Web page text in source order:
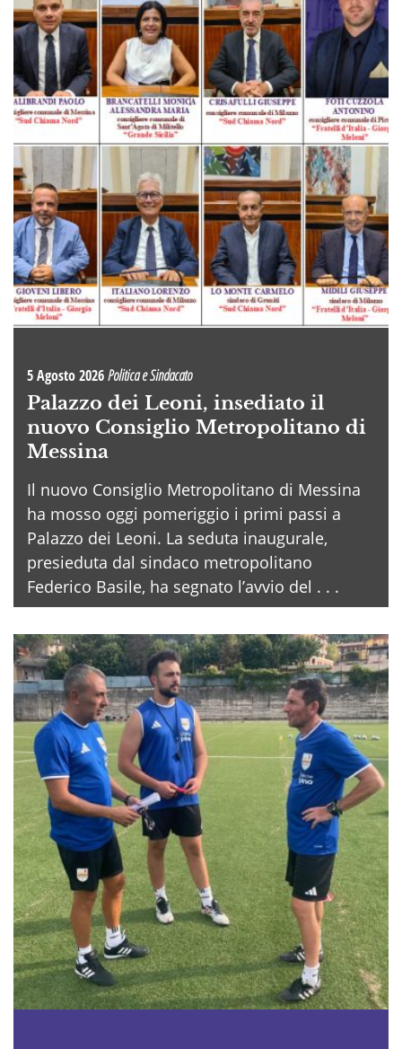
5 Agosto 2026Politica e Sindacato
Palazzo dei Leoni, insediato il
nuovo Consiglio Metropolitano di
Messina
Il nuovo Consiglio Metropolitano di Messina
ha mosso oggi pomeriggio i primi passi a
Palazzo dei Leoni. La seduta inaugurale,
presieduta dal sindaco metropolitano
Federico Basile, ha segnato l’avvio del . . .